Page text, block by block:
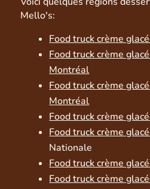
Mello's:
Food truck crème
Food truck crème
Montréal
Food truck crème
Montréal
Food truck crème
Food truck crème
Nationale
Food truck crème
Food truck crème